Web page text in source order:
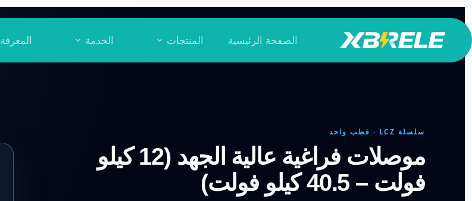
التجاوز
إلى
المحتوى
الصفحة الرئيسية المنتجات الخدمة المعرفة
سلسلة LCZ · قطب واحد
موصلات فراغية عالية الجهد (12 كيلو
فولت – 40.5 كيلو فولت)